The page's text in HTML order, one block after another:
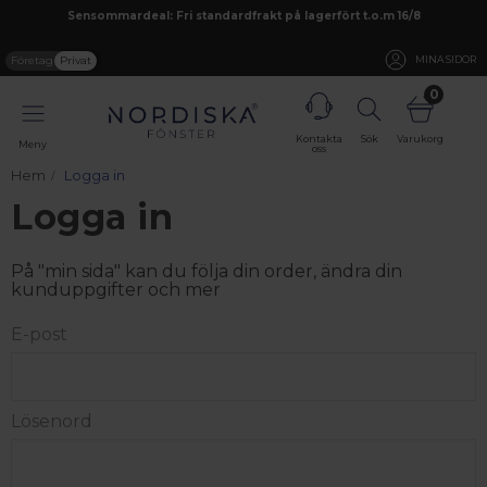
Sensommardeal: Fri standardfrakt på lagerfört t.o.m 16/8
Företag Privat MINA SIDOR
Meny
Kontakta
oss
Sök
0
Varukorg
Hem Logga in
Logga in
På "min sida" kan du följa din order, ändra din
kunduppgifter och mer
E-post
Lösenord